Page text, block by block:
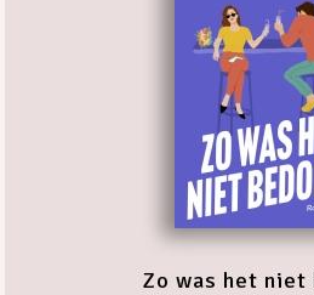
Zo was het niet